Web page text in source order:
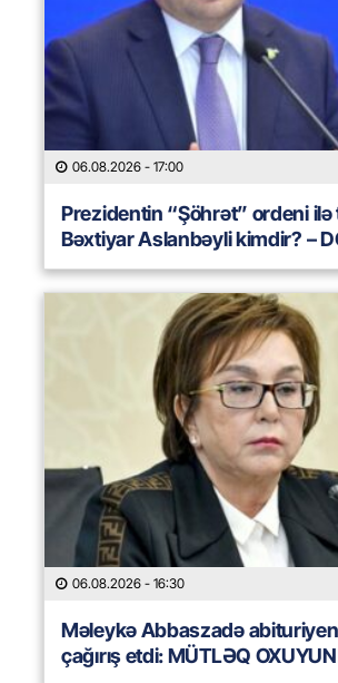
06.08.2026 - 17:00
Prezidentin “Şöhrət” ordeni
Bəxtiyar Aslanbəyli kimdir? –
06.08.2026 - 16:30
Məleykə Abbaszadə
çağırış etdi: MÜTLƏQ